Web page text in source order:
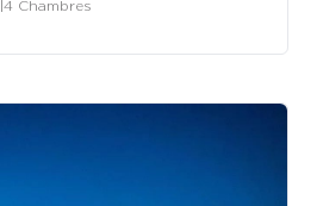
|4 Chambres